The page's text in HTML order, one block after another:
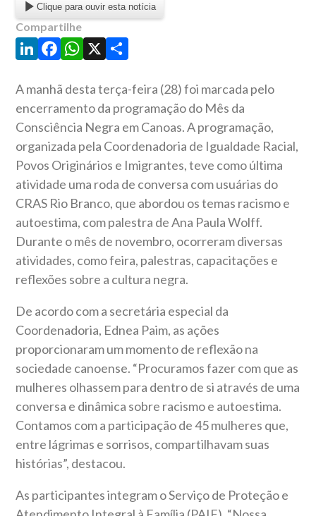
Clique para ouvir esta notícia
Compartilhe
LinkedIn
Facebook
WhatsApp
X Share
A manhã desta terça-feira (28) foi marcada pelo
encerramento da programação do Mês da
Consciência Negra em Canoas. A programação,
organizada pela Coordenadoria de Igualdade Racial,
Povos Originários e Imigrantes, teve como última
atividade uma roda de conversa com usuárias do
CRAS Rio Branco, que abordou os temas racismo e
autoestima, com palestra de Ana Paula Wolff.
Durante o mês de novembro, ocorreram diversas
atividades, como feira, palestras, capacitações e
reflexões sobre a cultura negra.
De acordo com a secretária especial da
Coordenadoria, Ednea Paim, as ações
proporcionaram um momento de reflexão na
sociedade canoense. “Procuramos fazer com que as
mulheres olhassem para dentro de si através de uma
conversa e dinâmica sobre racismo e autoestima.
Contamos com a participação de 45 mulheres que,
entre lágrimas e sorrisos, compartilhavam suas
histórias”, destacou.
As participantes integram o Serviço de Proteção e